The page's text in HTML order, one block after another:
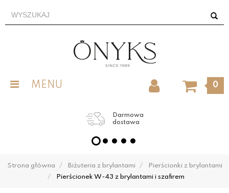
MENU 0
Darmowa
dostawa
Strona główna Biżuteria z brylantami
Pierścionki z brylantami
Pierścionek W-43 z brylantami i szafirem